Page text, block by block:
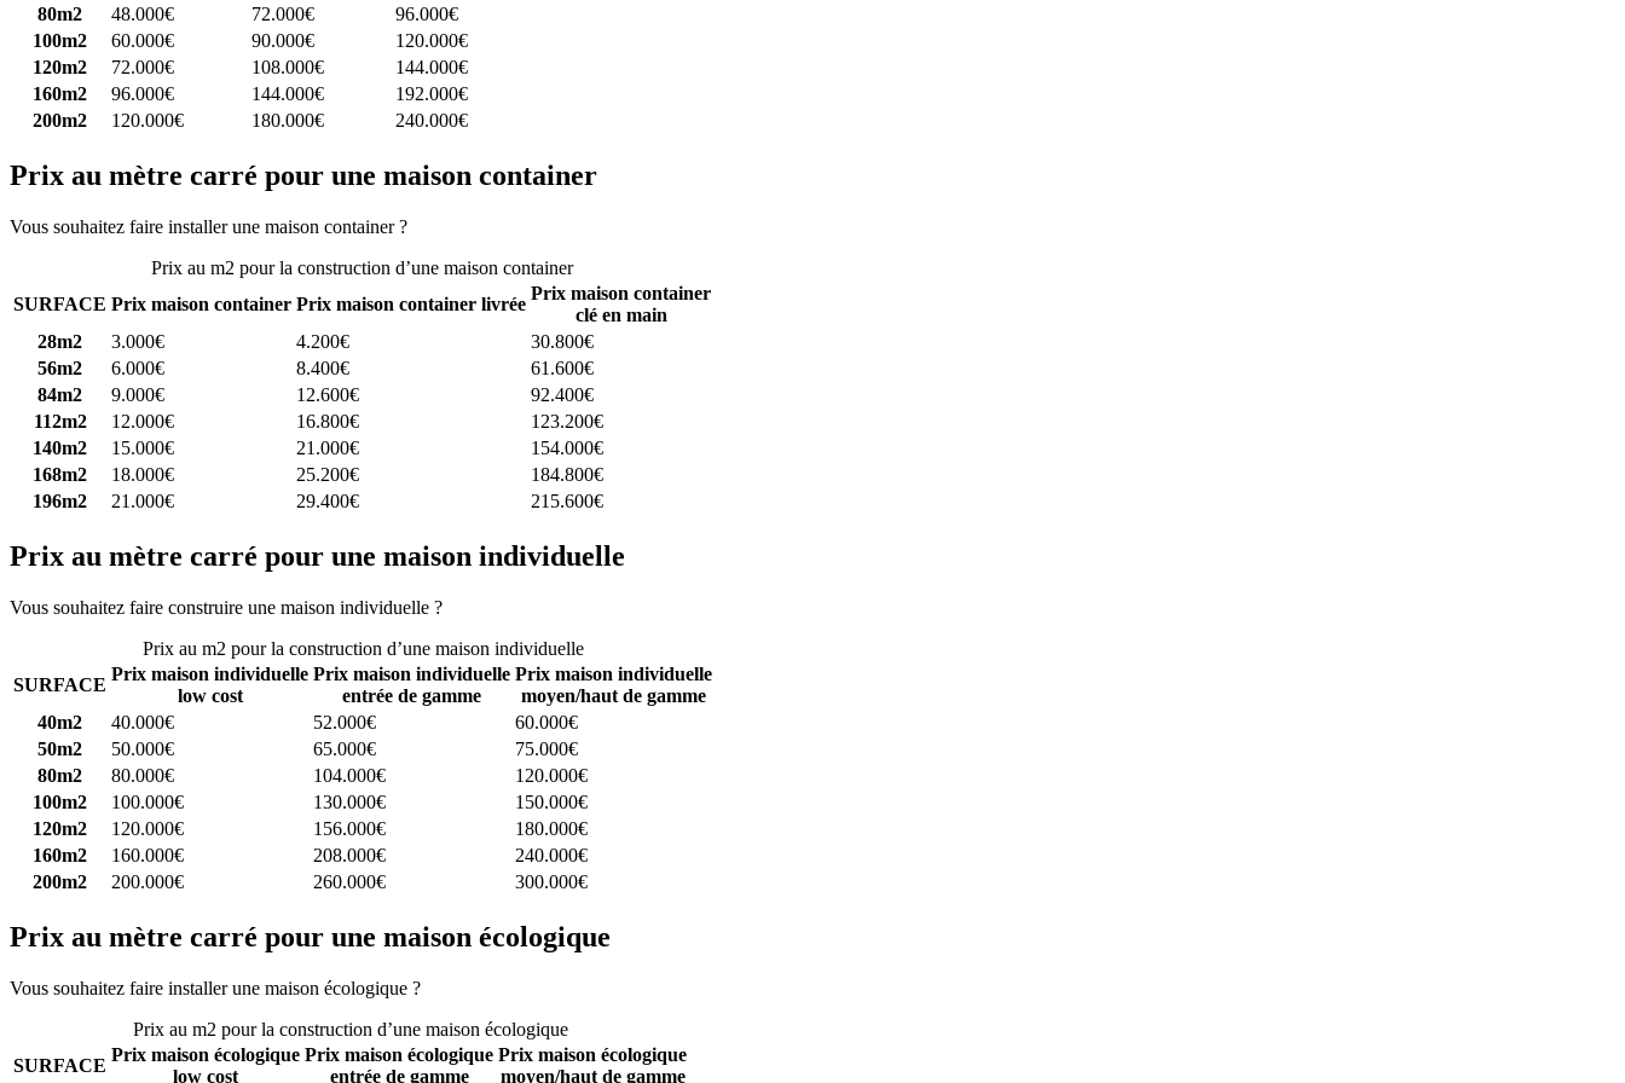
80m2
48.000€ 72.000€
96.000€
100m2
60.000€ 90.000€
120.000€
120m2
72.000€ 108.000€
144.000€
160m2
96.000€ 144.000€
192.000€
200m2
120.000€ 180.000€ 240.000€
Prix au mètre carré pour une maison container
Vous souhaitez faire installer une maison container ?
Prix au m2 pour la construction d’une maison container
SURFACE Prix maison container Prix maison container livrée
Prix maison container
clé en main
28m2
3.000€ 4.200€
30.800€
56m2
6.000€ 8.400€
61.600€
84m2
9.000€ 12.600€
92.400€
112m2
12.000€ 16.800€
123.200€
140m2
15.000€ 21.000€
154.000€
168m2
18.000€ 25.200€
184.800€
196m2
21.000€ 29.400€ 215.600€
Prix au mètre carré pour une maison individuelle
Vous souhaitez faire construire une maison individuelle ?
Prix au m2 pour la construction d’une maison individuelle
SURFACE
Prix maison individuelle
low cost
Prix maison individuelle
entrée de gamme
Prix maison individuelle
moyen/haut de gamme
40m2
40.000€ 52.000€
60.000€
50m2
50.000€ 65.000€
75.000€
80m2
80.000€ 104.000€
120.000€
100m2
100.000€ 130.000€
150.000€
120m2
120.000€ 156.000€
180.000€
160m2
160.000€ 208.000€
240.000€
200m2
200.000€ 260.000€ 300.000€
Prix au mètre carré pour une maison écologique
Vous souhaitez faire installer une maison écologique ?
Prix au m2 pour la construction d’une maison écologique
SURFACE
Prix maison écologique
low cost
Prix maison écologique
entrée de gamme
Prix maison écologique
moyen/haut de gamme